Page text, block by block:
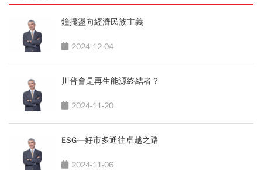
鐘擺盪向經濟民族主義
2024-12-04
川普會是再生能源終結者？
2024-11-20
ESG—好市多通往卓越之路
2024-11-06